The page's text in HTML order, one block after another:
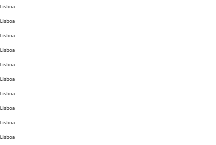
Lisboa
Lisboa
Lisboa
Lisboa
Lisboa
Lisboa
Lisboa
Lisboa
Lisboa
Lisboa